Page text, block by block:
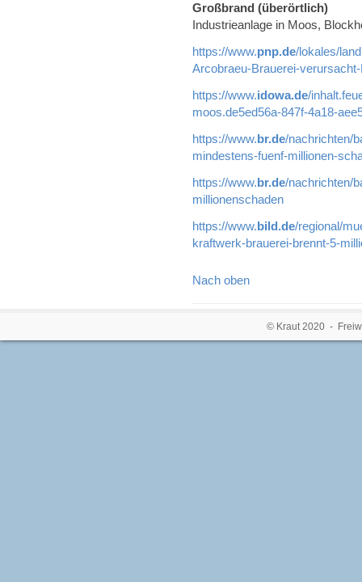
Großbrand (überörtlich)
Industrieanlage in Moos,
https://www.pnp.de/lokales/
Arcobraeu-Brauerei-
https://www.idowa.de/
moos.de5ed56a-847f-4a18-
https://www.br.de/nachrichten/
mindestens-fuenf-millionen-
https://www.br.de/nachrichten/
millionenschaden
https://www.bild.de/regional/
kraftwerk-brauerei-brennt-5-
Nach oben
© Kraut 2020 -